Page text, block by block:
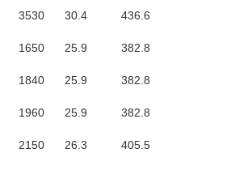
3530 30.4
436.6
1650 25.9
382.8
1840 25.9
382.8
1960 25.9
382.8
2150 26.3
405.5